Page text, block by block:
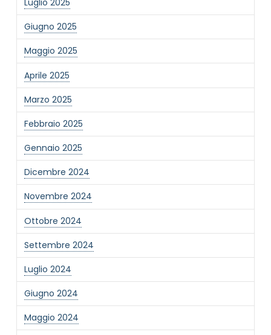
Giugno 2025
Maggio 2025
Aprile 2025
Marzo 2025
Febbraio 2025
Gennaio 2025
Dicembre 2024
Novembre 2024
Ottobre 2024
Settembre 2024
Luglio 2024
Giugno 2024
Maggio 2024
NOME STRUTTURA
MAIL REFERENTE
MOTIVO DEL CONTATTO
Informativa Privacy*
Ho preso visione dell'informativa privacy